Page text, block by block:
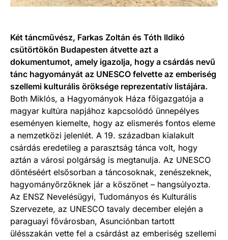
Két táncművész, Farkas Zoltán és Tóth Ildikó
csütörtökön Budapesten átvette azt a
dokumentumot, amely igazolja, hogy a csárdás nevű
tánc hagyományát az UNESCO felvette az emberiség
szellemi kulturális öröksége reprezentatív listájára.
Both Miklós, a Hagyományok Háza főigazgatója a
magyar kultúra napjához kapcsolódó ünnepélyes
eseményen kiemelte, hogy az elismerés fontos eleme
a nemzetközi jelenlét. A 19. században kialakult
csárdás eredetileg a parasztság tánca volt, hogy
aztán a városi polgárság is megtanulja. Az UNESCO
döntéséért elsősorban a táncosoknak, zenészeknek,
hagyományőrzőknek jár a köszönet – hangsúlyozta.
Az ENSZ Nevelésügyi, Tudományos és Kulturális
Szervezete, az UNESCO tavaly december elején a
paraguayi fővárosban, Asunciónban tartott
ülésszakán vette fel a csárdást az emberiség szellemi